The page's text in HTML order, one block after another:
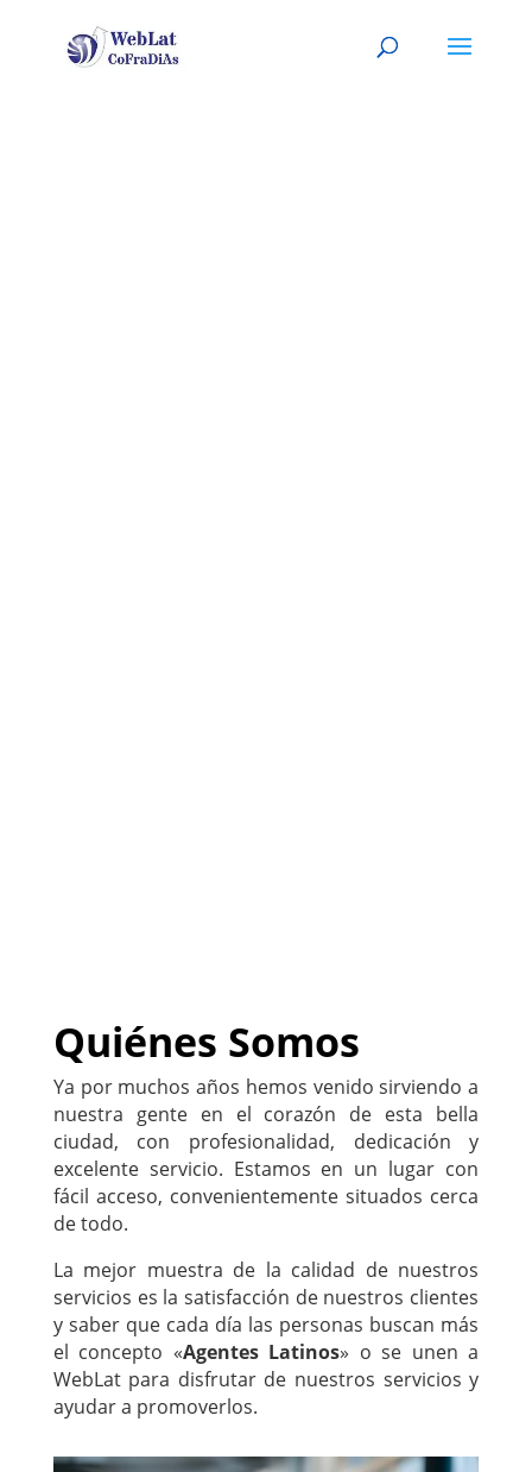
Quiénes Somos
Ya por muchos años hemos venido sirviendo a
nuestra gente en el corazón de esta bella
ciudad, con profesionalidad, dedicación y
excelente servicio. Estamos en un lugar con
fácil acceso, convenientemente situados cerca
de todo.
La mejor muestra de la calidad de nuestros
servicios es la satisfacción de nuestros clientes
y saber que cada día las personas buscan más
el concepto «Agentes Latinos» o se unen a
WebLat para disfrutar de nuestros servicios y
ayudar a promoverlos.